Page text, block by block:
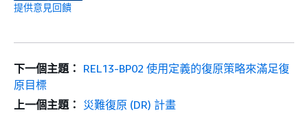
提供意見回饋
下一個主題： REL13-BP02 使用定義的復原策略來滿足復
原目標
上一個主題： 災難復原 (DR) 計畫